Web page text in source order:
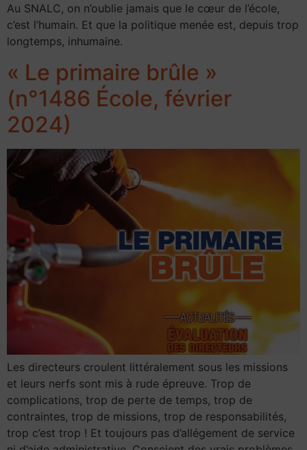
Au SNALC, on n’oublie jamais que le cœur de l’école,
c’est l’humain. Et que la politique menée est, depuis trop
longtemps, inhumaine.
« Le primaire brûle »
(n°1486 École, février
2024)
Les directeurs croulent littéralement sous les missions
et leurs nerfs sont mis à rude épreuve. Trop de
complications, trop de perte de temps, trop de
contraintes, trop de missions, trop de responsabilités,
trop c’est trop ! Et toujours pas d’allégement de service